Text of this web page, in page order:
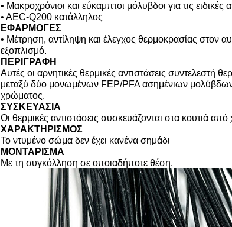
• Μακροχρόνιοι και εύκαμπτοι μόλυβδοι για τις
• AEC-Q200 κατάλληλος
ΕΦΑΡΜΟΓΕΣ
• Μέτρηση, αντίληψη και έλεγχος θερμοκρασίας στον
εξοπλισμό.
ΠΕΡΙΓΡΑΦΗ
Αυτές οι αρνητικές θερμικές αντιστάσεις συντελεστή
μεταξύ δύο μονωμένων FEP/PFA ασημένιων
χρώματος.
ΣΥΣΚΕΥΑΣΙΑ
Οι θερμικές αντιστάσεις συσκευάζονται στα κουτιά
ΧΑΡΑΚΤΗΡΙΣΜΟΣ
Το ντυμένο σώμα δεν έχει κανένα σημάδι
ΜΟΝΤΑΡΙΣΜΑ
Με τη συγκόλληση σε οποιαδήποτε θέση.